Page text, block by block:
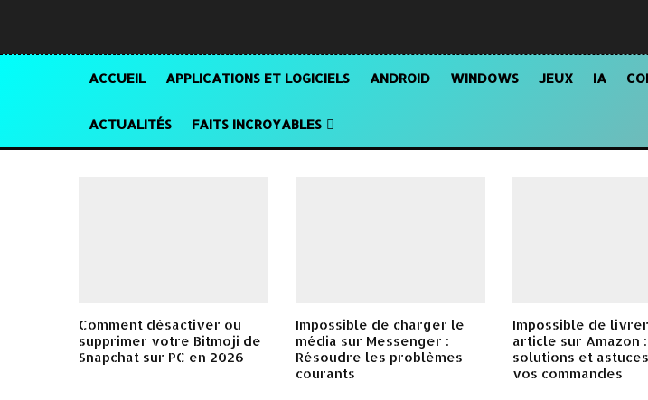
ACCUEIL APPLICATIONS ET LOGICIELS ANDROID WINDOWS JEUX IA
ACTUALITÉS FAITS INCROYABLES
Comment désactiver ou
supprimer votre Bitmoji de
Snapchat sur PC en 2026
Impossible de charger le
média sur Messenger :
Résoudre les problèmes
courants
Impossible de
article sur Amazon :
solutions et
vos commandes